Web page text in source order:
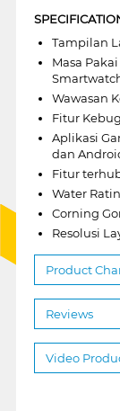
Tampilan
Masa
Wawasan
Fitur
Aplikasi
dan
Fitur
Water
Corning
Resolusi
Product
Reviews
Video